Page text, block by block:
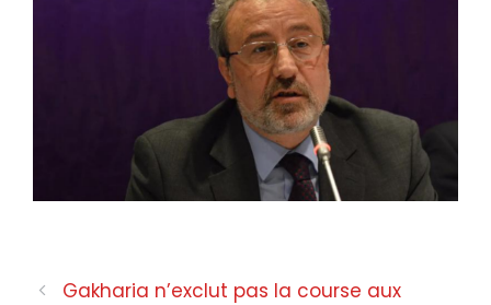
Gakharia n’exclut pas la course aux